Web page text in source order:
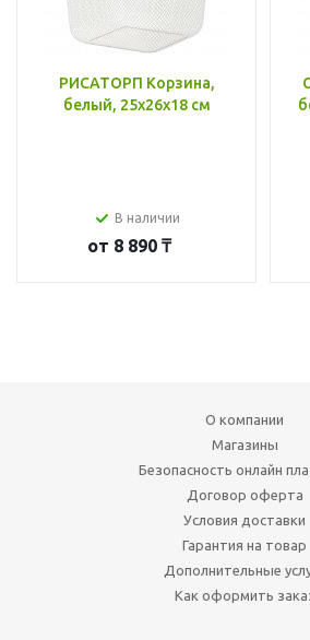
РИСАТОРП Корзина,
белый, 25x26x18 см
В наличии
от 8 890 ₸
О компании
Магазины
Безопасность онлайн
Договор оферта
Условия доставки
Гарантия на товар
Дополнительные
Как оформить